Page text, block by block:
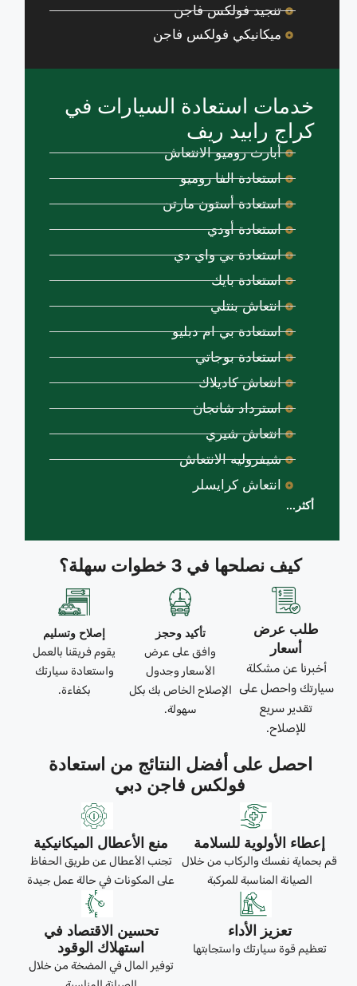
كيف نصلحها في 3 خطوات سهلة؟
طلب عرض
أسعار
أخبرنا عن مشكلة
سيارتك واحصل على
تقدير سريع
للإصلاح.
تأكيد وحجز
وافق على عرض
الأسعار وجدول
الإصلاح الخاص بك بكل
سهولة.
إصلاح وتسليم
يقوم فريقنا بالعمل
واستعادة سيارتك
بكفاءة.
احصل على أفضل النتائج من استعادة
فولكس فاجن دبي
إعطاء الأولوية للسلامة
قم بحماية نفسك والركاب من خلال
الصيانة المناسبة للمركبة
منع الأعطال الميكانيكية
تجنب الأعطال عن طريق الحفاظ
على المكونات في حالة عمل جيدة
تعزيز الأداء
تعظيم قوة سيارتك واستجابتها
تحسين الاقتصاد في
استهلاك الوقود
توفير المال في المضخة من خلال
تنجيد فولكس فاجن
ميكانيكي فولكس فاجن
خدمات استعادة السيارات في
كراج رابيد ريف
أبارث روميو الانتعاش
استعادة الفا روميو
استعادة أستون مارتن
استعادة أودي
استعادة بي واي دي
استعادة بايك
انتعاش بنتلي
استعادة بي ام دبليو
استعادة بوجاتي
انتعاش كاديلاك
استرداد شانجان
انتعاش شيري
شيفروليه الانتعاش
انتعاش كرايسلر
أكثر...